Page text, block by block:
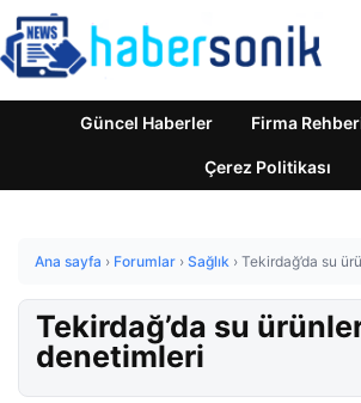
Güncel Haberler Firma
Çerez Politikası
Ana sayfa › Forumlar › Sağlık › Tekirdağ’da su
Tekirdağ’da su
denetimleri